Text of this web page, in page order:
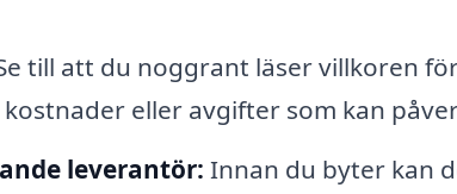
till att du noggrant läser villkoren
eller avgifter som kan
leverantör: Innan du byter kan